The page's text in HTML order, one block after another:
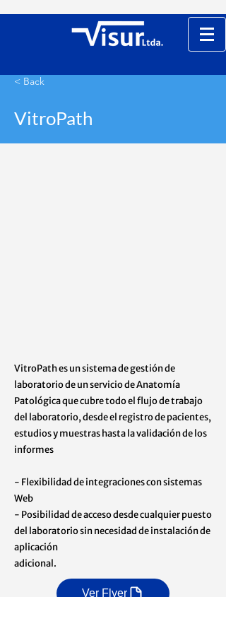
< Back
VitroPath
VitroPath es un sistema de gestión de
laboratorio de un servicio de Anatomía
Patológica que cubre todo el flujo de trabajo
del laboratorio, desde el registro de pacientes,
estudios y muestras hasta la validación de los
informes
- Flexibilidad de integraciones con sistemas
Web
- Posibilidad de acceso desde cualquier puesto
del laboratorio sin necesidad de instalación de
aplicación
adicional.
Ver Flyer